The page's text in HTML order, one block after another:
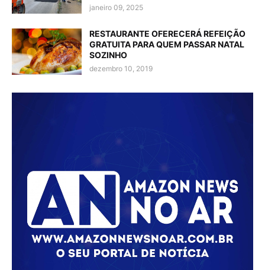
janeiro 09, 2025
RESTAURANTE OFERECERÁ REFEIÇÃO
GRATUITA PARA QUEM PASSAR NATAL
SOZINHO
dezembro 10, 2019